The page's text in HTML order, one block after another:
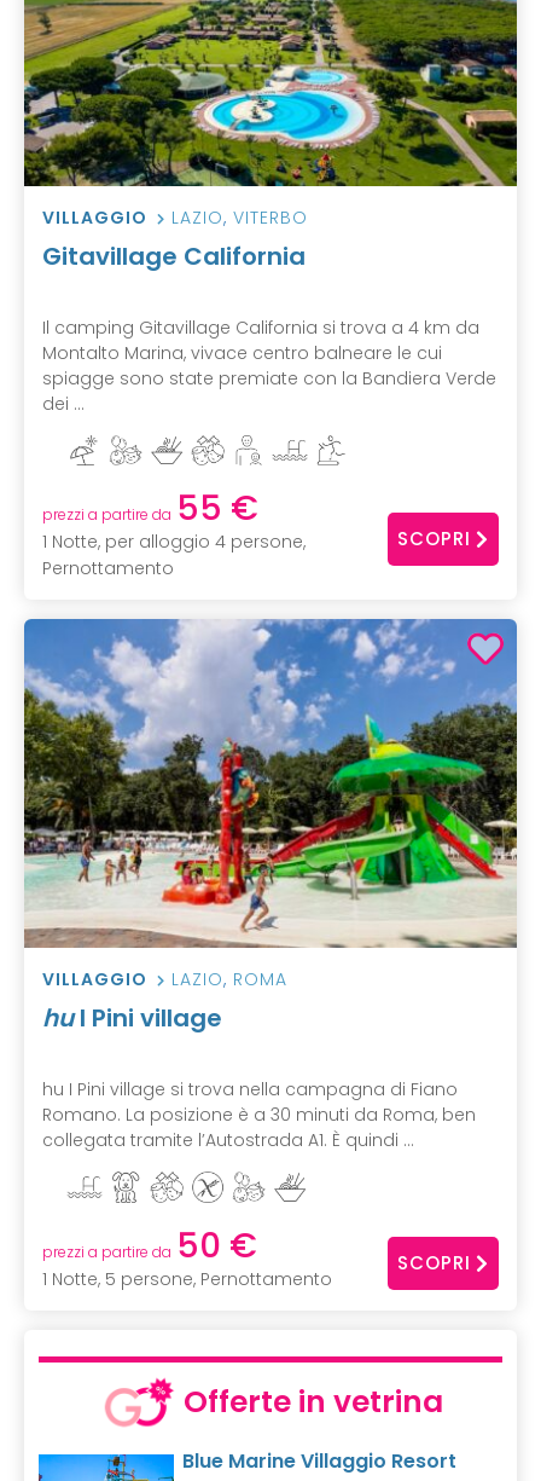
VILLAGGIO LAZIO, VITERBO
Gitavillage California
Il camping Gitavillage California si trova a 4 km da
Montalto Marina, vivace centro balneare le cui
spiagge sono state premiate con la Bandiera Verde
dei ...
prezzi a partire da 55 €
1 Notte, per alloggio 4 persone,
Pernottamento
SCOPRI
VILLAGGIO LAZIO, ROMA
huI Pini village
hu I Pini village si trova nella campagna di Fiano
Romano. La posizione è a 30 minuti da Roma, ben
collegata tramite l’Autostrada A1. È quindi ...
prezzi a partire da 50 €
1 Notte, 5 persone, Pernottamento
SCOPRI
Offerte in vetrina
Blue Marine Villaggio Resort